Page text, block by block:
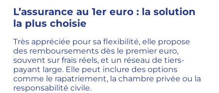
L’assurance au 1er euro : la solution
la plus choisie
Très appréciée pour sa flexibilité, elle propose
des remboursements dès le premier euro,
souvent sur frais réels, et un réseau de tiers-
payant large. Elle peut inclure des options
comme le rapatriement, la chambre privée ou la
responsabilité civile.